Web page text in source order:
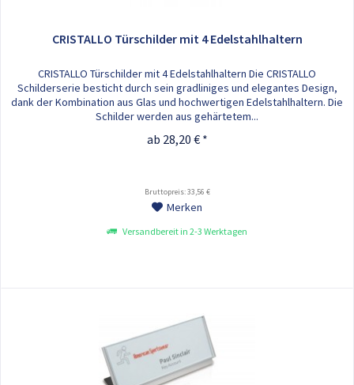
CRISTALLO Türschilder mit 4 Edelstahlhaltern
CRISTALLO Türschilder mit 4 Edelstahlhaltern Die CRISTALLO
Schilderserie besticht durch sein gradliniges und elegantes Design,
dank der Kombination aus Glas und hochwertigen Edelstahlhaltern. Die
Schilder werden aus gehärtetem...
ab 28,20 € *
Bruttopreis: 33,56 €
Merken
Versandbereit in 2-3 Werktagen